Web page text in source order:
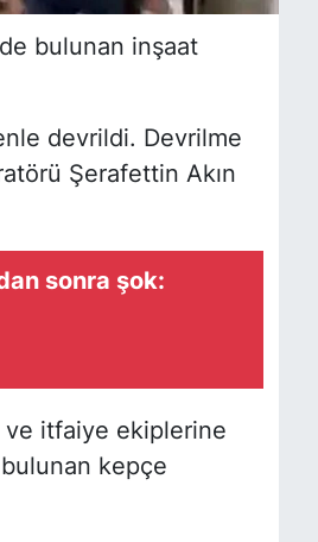
bulunan inşaat
devrildi. Devrilme
Şerafettin Akın
sonra şok:
ve itfaiye ekiplerine
kepçe